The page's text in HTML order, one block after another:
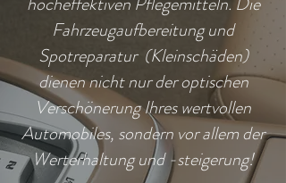
Fahrzeugaufbereitung und
Spotreparatur (Kleinschäden)
dienen nicht nur der optischen
Verschönerung Ihres wertvollen
Automobiles, sondern vor allem der
Werterhaltung und -steigerung!